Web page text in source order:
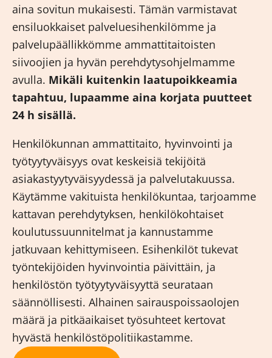
aina sovitun mukaisesti. Tämän varmistavat
ensiluokkaiset palveluesihenkilömme ja
palvelupäällikkömme ammattitaitoisten
siivoojien ja hyvän perehdytysohjelmamme
avulla. Mikäli kuitenkin laatupoikkeamia
tapahtuu, lupaamme aina korjata puutteet
24 h sisällä.
Henkilökunnan ammattitaito, hyvinvointi ja
työtyytyväisyys ovat keskeisiä tekijöitä
asiakastyytyväisyydessä ja palvelutakuussa.
Käytämme vakituista henkilökuntaa, tarjoamme
kattavan perehdytyksen, henkilökohtaiset
koulutussuunnitelmat ja kannustamme
jatkuvaan kehittymiseen. Esihenkilöt tukevat
työntekijöiden hyvinvointia päivittäin, ja
henkilöstön työtyytyväisyyttä seurataan
säännöllisesti. Alhainen sairauspoissaolojen
määrä ja pitkäaikaiset työsuhteet kertovat
hyvästä henkilöstöpolitiikastamme.